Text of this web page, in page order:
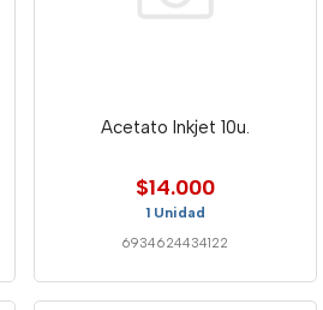
Acetato Inkjet 10u.
$14.000
1 Unidad
6934624434122